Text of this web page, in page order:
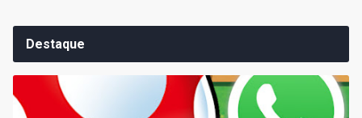
Destaque